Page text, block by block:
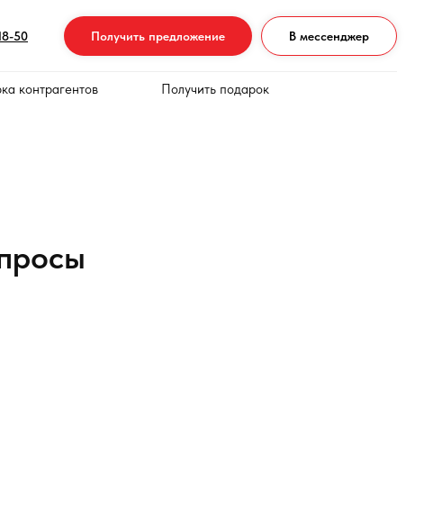
50 Получить предложение В мессенджер
контрагентов
Получить подарок